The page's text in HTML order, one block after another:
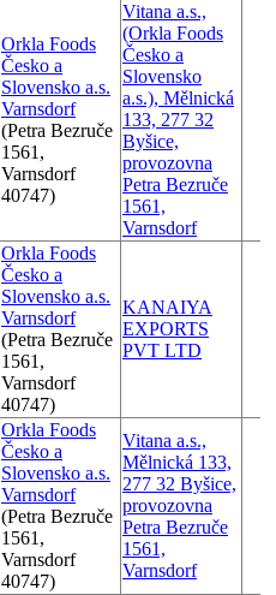
Orkla Foods
Česko a
Slovensko a.s.
Varnsdorf
(Petra Bezruče
1561,
Varnsdorf
40747)
Vitana a.s.,
(Orkla Foods
Česko a
Slovensko
a.s.), Mělnická
133, 277 32
Byšice,
provozovna
Petra Bezruče
1561,
Varnsdorf
Orkla Foods
Česko a
Slovensko a.s.
Varnsdorf
(Petra Bezruče
1561,
Varnsdorf
40747)
KANAIYA
EXPORTS
PVT LTD
Orkla Foods
Česko a
Slovensko a.s.
Varnsdorf
(Petra Bezruče
1561,
Varnsdorf
40747)
Vitana a.s.,
Mělnická 133,
277 32 Byšice,
provozovna
Petra Bezruče
1561,
Varnsdorf